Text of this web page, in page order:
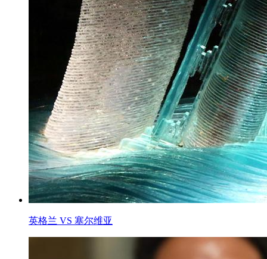
英格兰 VS 塞尔维亚